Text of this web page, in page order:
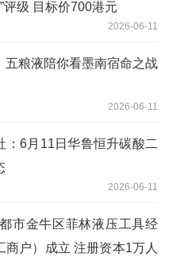
评级 目标价700港元
2026-06-11
五粮液陪你看墨南宿命之战
2026-06-11
：6月11日华鲁恒升碳酸二
2026-06-11
市金牛区菲林液压工具经
商户）成立 注册资本1万人